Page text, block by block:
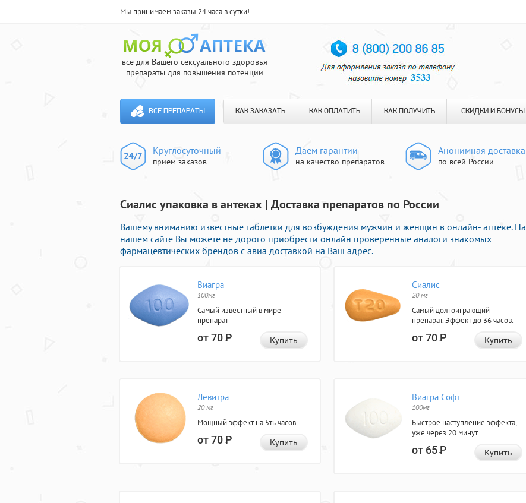
Мы принимаем заказы 24 часа в сутки!
все для Вашего сексуального здоровья
препараты для повышения потенции
ВСЕ ПРЕПАРАТЫ КАК ЗАКАЗАТЬ КАК ОПЛАТИТЬ КАК ПОЛУЧИТЬ СКИДКИ И БОНУСЫ
Круглосуточный
прием заказов
Даем гарантии
на качество препаратов
Анонимная доставка
по всей России
Сиалис упаковка в антеках | Доставка препаратов по России
Вашему вниманию известные таблетки для возбуждения мужчин и женщин в онлайн- аптеке. На
нашем сайте Вы можете не дорого приобрести онлайн проверенные аналоги знакомых
фармацевтических брендов с авиа доставкой на Ваш адрес.
Виагра
100мг
Самый известный в мире
препарат
от 70Р Купить
Сиалис
20 мг
Самый долгоиграющий
препарат. Эффект до 36 часов.
от 70Р Купить
Левитра
20 мг
Мощный эффект на 5ть часов.
от 70Р Купить
Виагра Софт
100мг
Быстрое наступление эффекта,
уже через 20 минут.
от 65Р Купить